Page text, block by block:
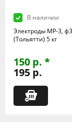
В наличии
Электроды МР-3,
(Тольятти) 5 кг
150 р. *
195 р.